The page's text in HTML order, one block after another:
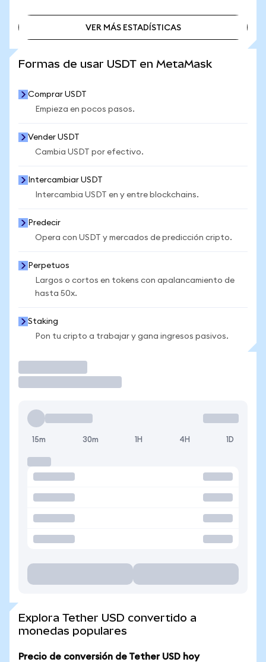
VER MÁS ESTADÍSTICAS
Formas de usar USDT en MetaMask
Comprar USDT
Empieza en pocos pasos.
Vender USDT
Cambia USDT por efectivo.
Intercambiar USDT
Intercambia USDT en y entre blockchains.
Predecir
Opera con USDT y mercados de predicción cripto.
Perpetuos
Largos o cortos en tokens con apalancamiento de
hasta 50x.
Staking
Pon tu cripto a trabajar y gana ingresos pasivos.
15m 30m 1H 4H 1D
Explora Tether USD convertido a
monedas populares
Precio de conversión de Tether USD hoy